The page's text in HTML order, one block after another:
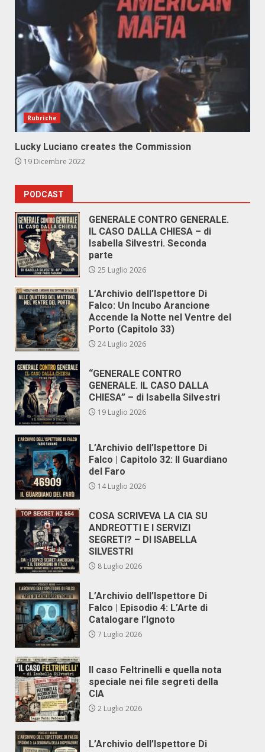
Rubriche
Lucky Luciano creates the Commission
19 Dicembre 2022
PODCAST
GENERALE CONTRO GENERALE.
IL CASO DALLA CHIESA – di
Isabella Silvestri. Seconda
parte
25 Luglio 2026
L’Archivio dell’Ispettore Di
Falco: Un Incubo Arancione
Accende la Notte nel Ventre del
Porto (Capitolo 33)
24 Luglio 2026
“GENERALE CONTRO
GENERALE. IL CASO DALLA
CHIESA” – di Isabella Silvestri
19 Luglio 2026
L’Archivio dell’Ispettore Di
Falco | Capitolo 32: Il Guardiano
del Faro
14 Luglio 2026
COSA SCRIVEVA LA CIA SU
ANDREOTTI E I SERVIZI
SEGRETI? – DI ISABELLA
SILVESTRI
8 Luglio 2026
L’Archivio dell’Ispettore Di
Falco | Episodio 4: L’Arte di
Catalogare l’Ignoto
7 Luglio 2026
Il caso Feltrinelli e quella nota
speciale nei file segreti della
CIA
2 Luglio 2026
L’Archivio dell’Ispettore Di